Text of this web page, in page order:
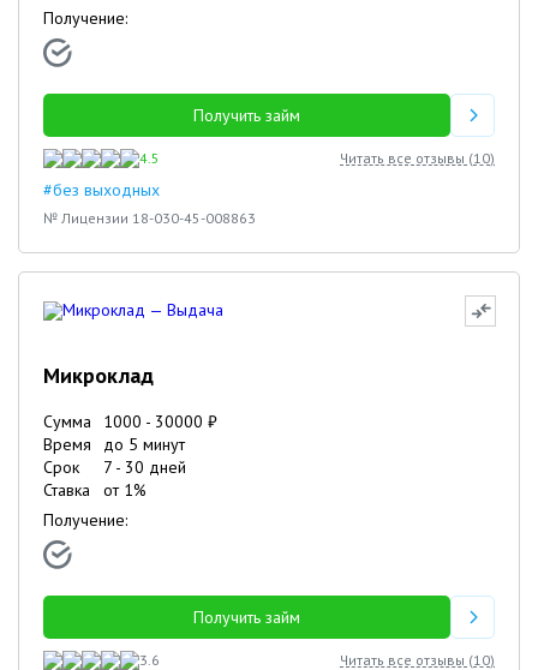
Получение:
Получить займ
4.5 Читать все отзывы (10)
#без выходных
№ Лицензии 18-030-45-008863
Микроклад
Сумма 1000 - 30000 ₽
Время
до 5 минут
Срок
7 - 30 дней
Ставка
от 1%
Получение:
Получить займ
3.6 Читать все отзывы (10)